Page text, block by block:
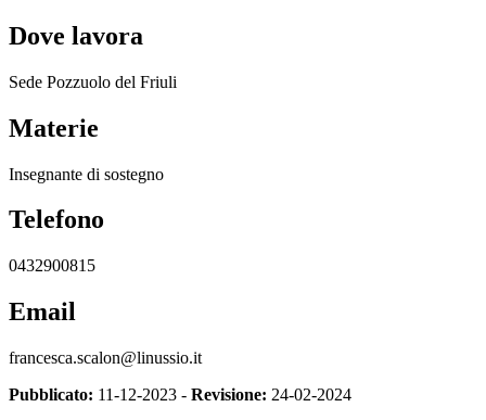
Dove lavora
Sede Pozzuolo del Friuli
Materie
Insegnante di sostegno
Telefono
0432900815
Email
francesca.scalon@linussio.it
Pubblicato: 11-12-2023 - Revisione: 24-02-2024